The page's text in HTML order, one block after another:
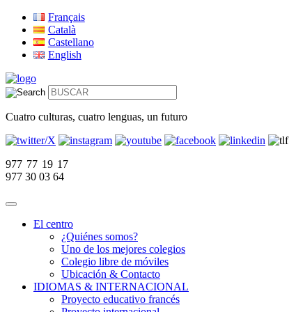
Français
Català
Castellano
English
Cuatro culturas, cuatro lenguas, un futuro
977 77 19 17
977 30 03 64
El centro
¿Quiénes somos?
Uno de los mejores colegios
Colegio libre de móviles
Ubicación & Contacto
IDIOMAS & INTERNACIONAL
Proyecto educativo francés